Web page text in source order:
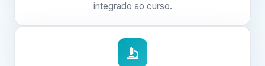
integrado ao curso.